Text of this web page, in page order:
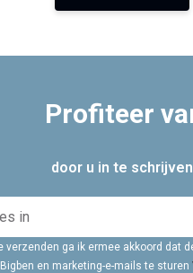
Profiteer
door u in te
verzenden ga ik ermee akkoord dat
en marketing-e-mails te sturen